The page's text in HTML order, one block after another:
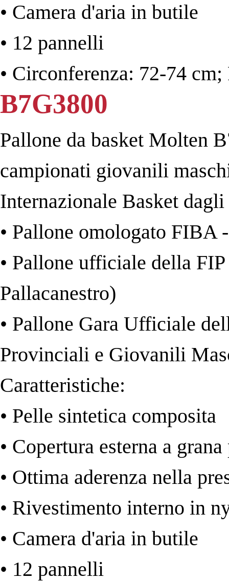
• Camera d'aria in butile
• 12 pannelli
• Circonferenza: 72-74
B7G3800
Pallone da basket Molten
campionati giovanili
Internazionale Basket
• Pallone omologato FIBA
• Pallone ufficiale della
Pallacanestro)
• Pallone Gara Ufficiale
Provinciali e Giovanili
Caratteristiche:
• Pelle sintetica composita
• Copertura esterna a
• Ottima aderenza nella
• Rivestimento interno in
• Camera d'aria in butile
• 12 pannelli